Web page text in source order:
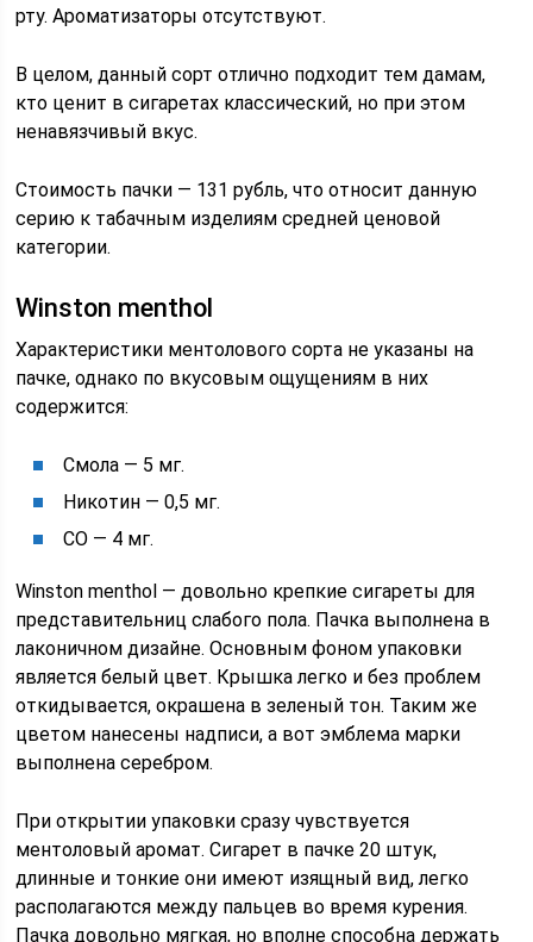
рту. Ароматизаторы отсутствуют.
В целом, данный сорт отлично подходит тем дамам,
кто ценит в сигаретах классический, но при этом
ненавязчивый вкус.
Стоимость пачки — 131 рубль, что относит данную
серию к табачным изделиям средней ценовой
категории.
Winston menthol
Характеристики ментолового сорта не указаны на
пачке, однако по вкусовым ощущениям в них
содержится:
Смола — 5 мг.
Никотин — 0,5 мг.
СО — 4 мг.
Winston menthol — довольно крепкие сигареты для
представительниц слабого пола. Пачка выполнена в
лаконичном дизайне. Основным фоном упаковки
является белый цвет. Крышка легко и без проблем
откидывается, окрашена в зеленый тон. Таким же
цветом нанесены надписи, а вот эмблема марки
выполнена серебром.
При открытии упаковки сразу чувствуется
ментоловый аромат. Сигарет в пачке 20 штук,
длинные и тонкие они имеют изящный вид, легко
располагаются между пальцев во время курения.
Пачка довольно мягкая, но вполне способна держать